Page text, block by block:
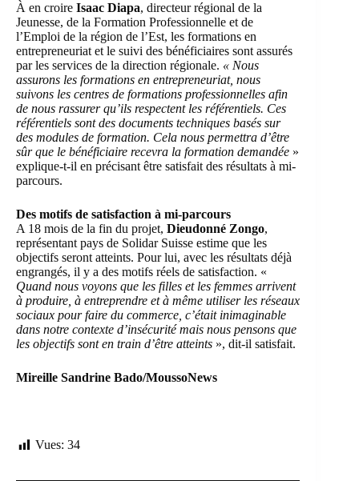
À en croire Isaac Diapa, directeur régional de la
Jeunesse, de la Formation Professionnelle et de
l’Emploi de la région de l’Est, les formations en
entrepreneuriat et le suivi des bénéficiaires sont assurés
par les services de la direction régionale. « Nous
assurons les formations en entrepreneuriat, nous
suivons les centres de formations professionnelles afin
de nous rassurer qu’ils respectent les référentiels. Ces
référentiels sont des documents techniques basés sur
des modules de formation. Cela nous permettra d’être
sûr que le bénéficiaire recevra la formation demandée »
explique-t-il en précisant être satisfait des résultats à mi-
parcours.
Des motifs de satisfaction à mi-parcours
A 18 mois de la fin du projet, Dieudonné Zongo,
représentant pays de Solidar Suisse estime que les
objectifs seront atteints. Pour lui, avec les résultats déjà
engrangés, il y a des motifs réels de satisfaction. «
Quand nous voyons que les filles et les femmes arrivent
à produire, à entreprendre et à même utiliser les réseaux
sociaux pour faire du commerce, c’était inimaginable
dans notre contexte d’insécurité mais nous pensons que
les objectifs sont en train d’être atteints », dit-il satisfait.
Mireille Sandrine Bado/MoussoNews
Vues: 34